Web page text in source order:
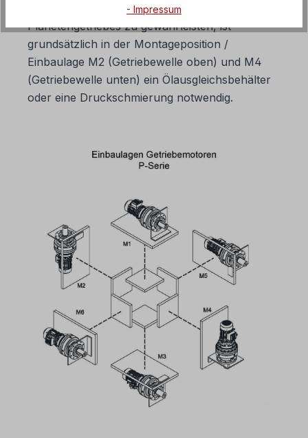
Um eine ausreichende Schmierung des
Planetengetriebes zu gewährleisten, ist
grundsätzlich in der Montageposition /
Einbaulage M2 (Getriebewelle oben) und M4
(Getriebewelle unten) ein Ölausgleichsbehälter
oder eine Druckschmierung notwendig.
- Impressum